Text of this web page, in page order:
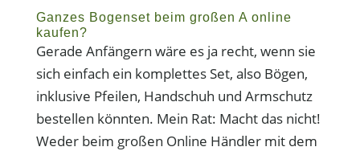
Ganzes Bogenset beim großen A online
kaufen?
Gerade Anfängern wäre es ja recht, wenn sie
sich einfach ein komplettes Set, also Bögen,
inklusive Pfeilen, Handschuh und Armschutz
bestellen könnten. Mein Rat: Macht das nicht!
Weder beim großen Online Händler mit dem